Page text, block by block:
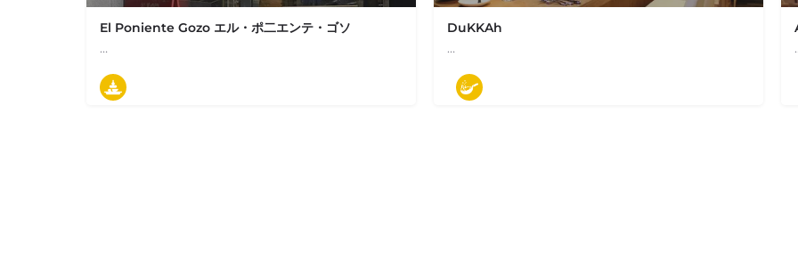
El Poniente Gozo エル・ポ二エンテ・ゴソ
…
06-6204-6606
日本、大阪府大阪市中央区平野町１丁目６−１１ エル・ポニエンテ・ゴソ
DuKKAh
…
大阪市北区西天満4-3-13